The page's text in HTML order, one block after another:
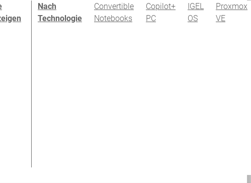
Nach
Technologie
Convertible
Notebooks
Copilot+
PC
IGEL
OS
Proxmox
VE